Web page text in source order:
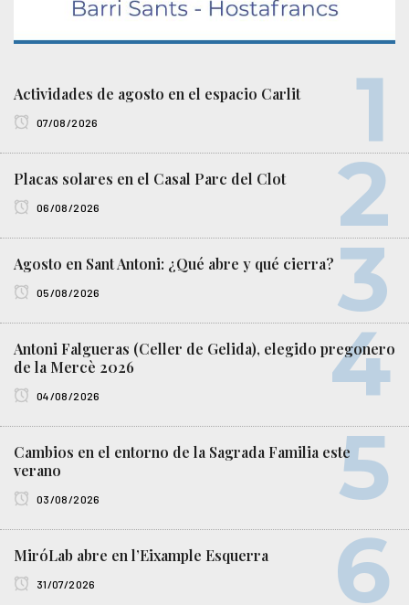
Actividades de agosto en el espacio Carlit
07/08/2026
Placas solares en el Casal Parc del Clot
06/08/2026
Agosto en Sant Antoni: ¿Qué abre y qué cierra?
05/08/2026
Antoni Falgueras (Celler de Gelida), elegido pregonero
de la Mercè 2026
04/08/2026
Cambios en el entorno de la Sagrada Familia este
verano
03/08/2026
MiróLab abre en l’Eixample Esquerra
31/07/2026